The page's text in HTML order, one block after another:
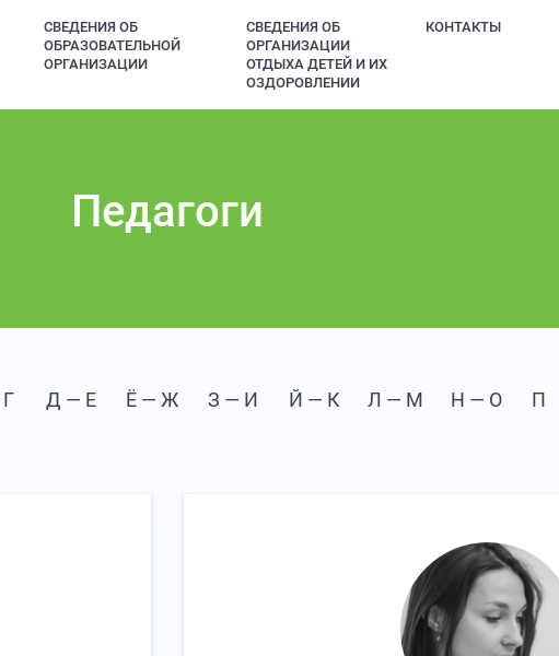
СВЕДЕНИЯ ОБ
ОБРАЗОВАТЕЛЬНОЙ
ОРГАНИЗАЦИИ
СВЕДЕНИЯ ОБ
ОРГАНИЗАЦИИ
ОТДЫХА ДЕТЕЙ И ИХ
ОЗДОРОВЛЕНИИ
КОНТАКТЫ
Педагоги
Д — Е Ё — Ж З — И Й — К Л — М Н — О П